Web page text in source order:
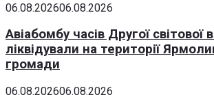
06.08.202606.08.2026
Авіабомбу часів Другої світової
ліквідували на території
громади
06.08.202606.08.2026